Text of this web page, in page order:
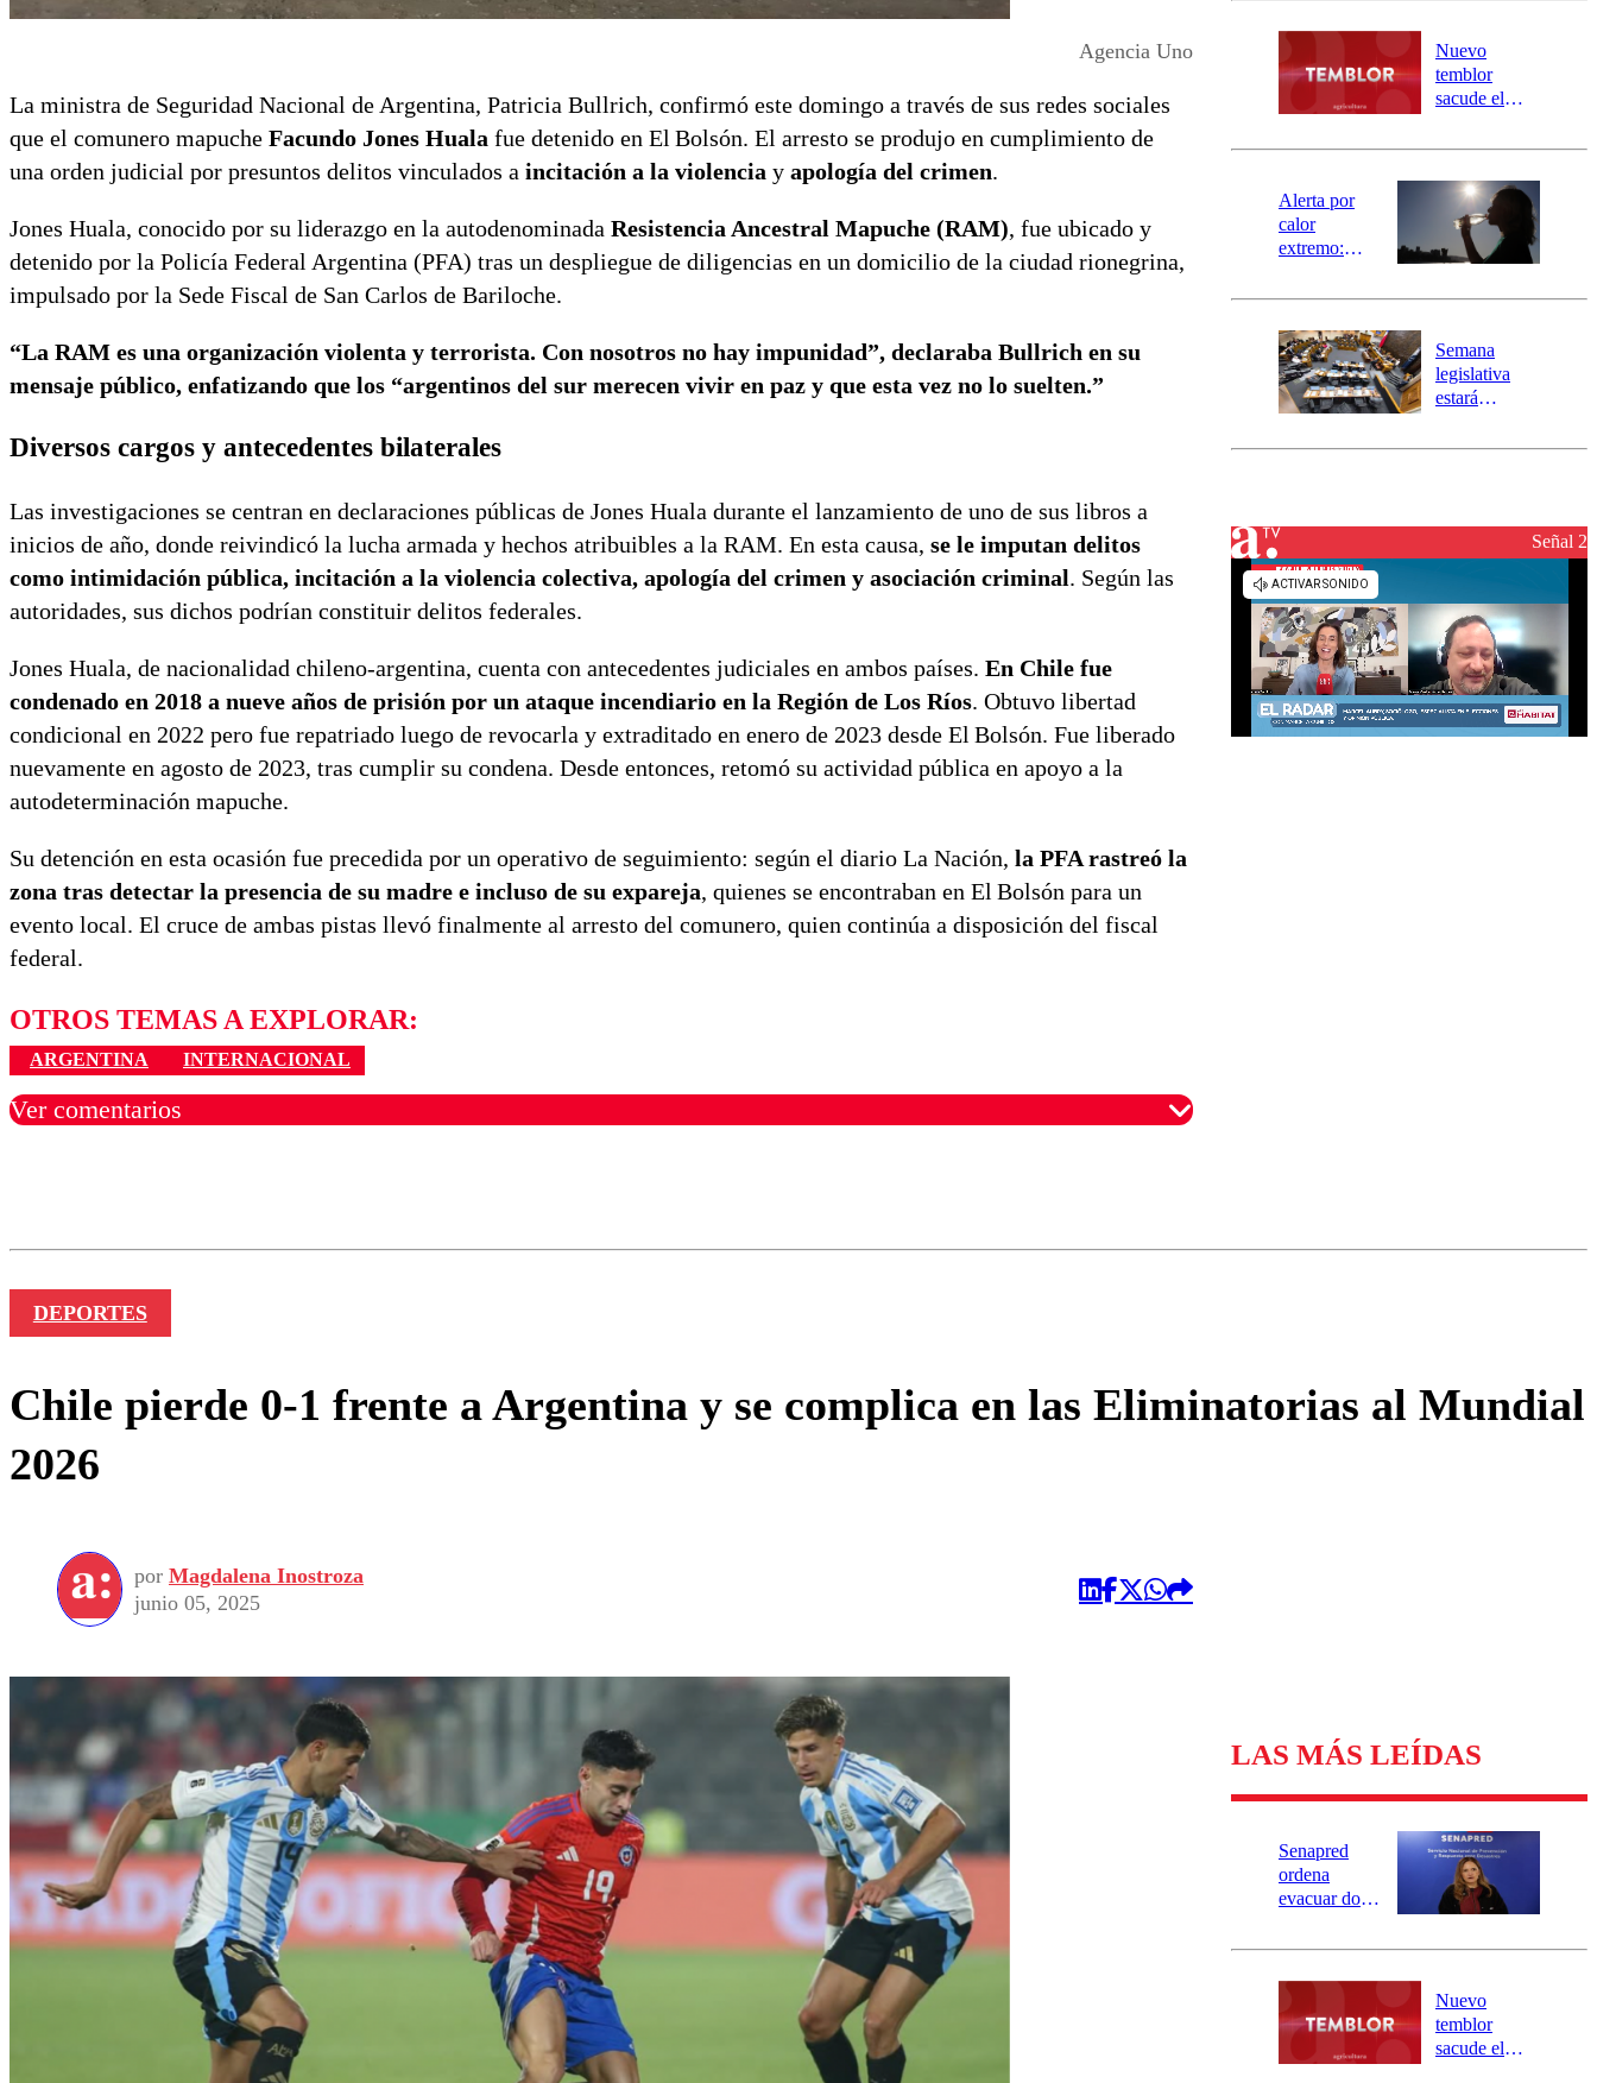
Agencia Uno
La ministra de Seguridad Nacional de Argentina, Patricia Bullrich, confirmó este domingo a través de sus redes sociales
que el comunero mapuche Facundo Jones Huala fue detenido en El Bolsón. El arresto se produjo en cumplimiento de
una orden judicial por presuntos delitos vinculados a incitación a la violencia y apología del crimen.
Jones Huala, conocido por su liderazgo en la autodenominada Resistencia Ancestral Mapuche (RAM), fue ubicado y
detenido por la Policía Federal Argentina (PFA) tras un despliegue de diligencias en un domicilio de la ciudad rionegrina,
impulsado por la Sede Fiscal de San Carlos de Bariloche.
“La RAM es una organización violenta y terrorista. Con nosotros no hay impunidad”, declaraba Bullrich en su
mensaje público, enfatizando que los “argentinos del sur merecen vivir en paz y que esta vez no lo suelten.”
Diversos cargos y antecedentes bilaterales
Las investigaciones se centran en declaraciones públicas de Jones Huala durante el lanzamiento de uno de sus libros a
inicios de año, donde reivindicó la lucha armada y hechos atribuibles a la RAM. En esta causa, se le imputan delitos
como intimidación pública, incitación a la violencia colectiva, apología del crimen y asociación criminal. Según las
autoridades, sus dichos podrían constituir delitos federales.
Jones Huala, de nacionalidad chileno-argentina, cuenta con antecedentes judiciales en ambos países. En Chile fue
condenado en 2018 a nueve años de prisión por un ataque incendiario en la Región de Los Ríos. Obtuvo libertad
condicional en 2022 pero fue repatriado luego de revocarla y extraditado en enero de 2023 desde El Bolsón. Fue liberado
nuevamente en agosto de 2023, tras cumplir su condena. Desde entonces, retomó su actividad pública en apoyo a la
autodeterminación mapuche.
Su detención en esta ocasión fue precedida por un operativo de seguimiento: según el diario La Nación, la PFA rastreó la
zona tras detectar la presencia de su madre e incluso de su expareja, quienes se encontraban en El Bolsón para un
evento local. El cruce de ambas pistas llevó finalmente al arresto del comunero, quien continúa a disposición del fiscal
federal.
OTROS TEMAS A EXPLORAR:
ARGENTINA INTERNACIONAL
Ver comentarios
río Damas:
activa
mensajería
SAE
Nuevo
temblor
sacude el
revisa la
epicentro
Alerta por
calor
extremo:
activa Alerta
Preventiva en
tres comunas
Semana
legislativa
estará
el fin de la
reconstrucciónSeñal 2
DEPORTES
Chile pierde 0-1 frente a Argentina y se complica en las Eliminatorias al Mundial
2026
por Magdalena Inostroza
junio 05, 2025
LAS MÁS LEÍDAS
Senapred
ordena
evacuar dos
Carahue por
río Damas:
activa
mensajería
SAE
Nuevo
temblor
sacude el